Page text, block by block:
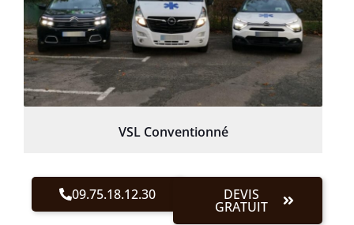
VSL Conventionné
09.75.18.12.30 DEVIS
GRATUIT